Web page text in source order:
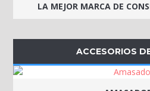
LA MEJOR MARCA DE
ACCESORIOS